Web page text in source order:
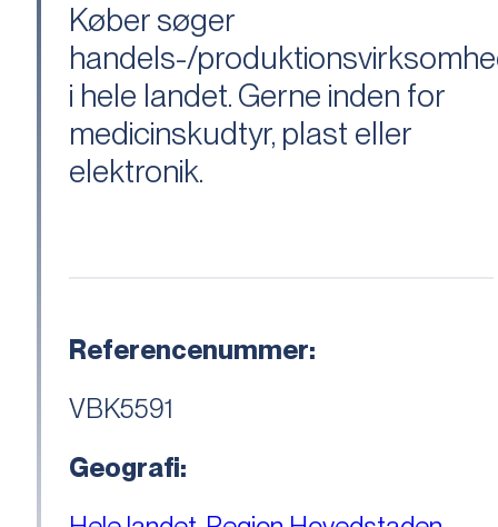
Køber søger
handels-/
i hele landet. Gerne inden for
medicinskudtyr, plast eller
elektronik.
Referencenummer:
VBK5591
Geografi: